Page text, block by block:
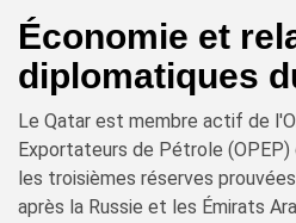
Économie et
diplomatiques
Le Qatar est membre actif de
Exportateurs de Pétrole
les troisièmes réserves
après la Russie et les Émirats